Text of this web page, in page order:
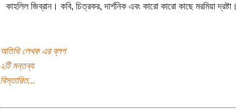
কাহলিল জিব্রান। কবি, চিত্রকর, দার্শনিক এবং কারো কারো কাছে মরমিয়া দ্রষ্টা।
অতিথি লেখক এর ব্লগ
২টি মন্তব্য
বিস্তারিত...